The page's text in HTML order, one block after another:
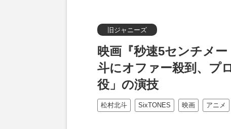
旧ジャニーズ
映画『秒速5センチメ
斗にオファー殺到、プ
役」の演技
松村北斗 SixTONES 映画 アニメ